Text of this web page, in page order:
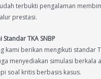
terbukti pengalaman
prestasi.
Standar TKA SNBP
kami berikan mengikuti standar
menyediakan simulasi berkala
soal kritis berbasis kasus.